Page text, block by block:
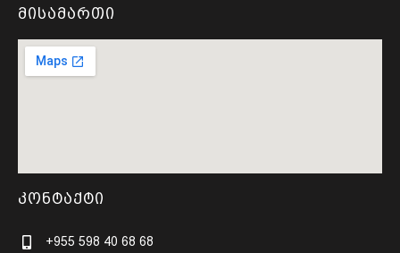
მისამართი
კონტაქტი
+955 598 40 68 68